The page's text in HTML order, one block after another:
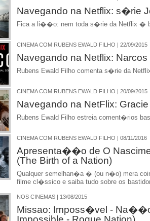
Navegando na Netflix: s�rie
Fica a li��o: nem toda s�rie da Netflix �
CINEMA COM RUBENS EWALD FILHO | 22/09/2015
Navegando na Netflix: Narcos
Rubens Ewald Filho comenta s�rie da
CINEMA COM RUBENS EWALD FILHO | 20/09/2015
Navegando na NetFlix:
Rubens Ewald Filho estreia coment�rios
CINEMA COM RUBENS EWALD FILHO | 08/11/2016
Apresenta��o de O
(The Birth of a Nation)
Qualquer semelhan�a � (ou n�o) mera
filme cl�ssico e saiba tudo sobre os
NOS CINEMAS | 13/08/2015
Missao: Imposs�vel -
Impossible - Rogue Nation)